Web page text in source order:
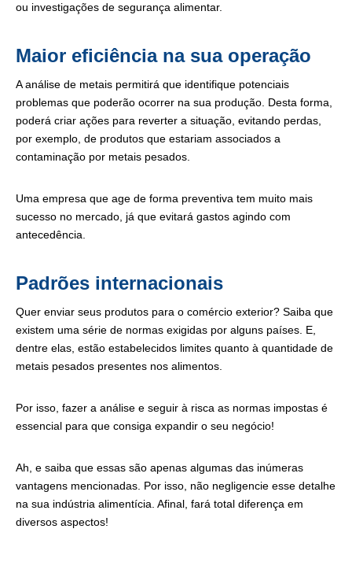
ou investigações de segurança alimentar.
Maior eficiência na sua operação
A análise de metais permitirá que identifique potenciais
problemas que poderão ocorrer na sua produção. Desta forma,
poderá criar ações para reverter a situação, evitando perdas,
por exemplo, de produtos que estariam associados a
contaminação por metais pesados.
Uma empresa que age de forma preventiva tem muito mais
sucesso no mercado, já que evitará gastos agindo com
antecedência.
Padrões internacionais
Quer enviar seus produtos para o comércio exterior? Saiba que
existem uma série de normas exigidas por alguns países. E,
dentre elas, estão estabelecidos limites quanto à quantidade de
metais pesados presentes nos alimentos.
Por isso, fazer a análise e seguir à risca as normas impostas é
essencial para que consiga expandir o seu negócio!
Ah, e saiba que essas são apenas algumas das inúmeras
vantagens mencionadas. Por isso, não negligencie esse detalhe
na sua indústria alimentícia. Afinal, fará total diferença em
diversos aspectos!